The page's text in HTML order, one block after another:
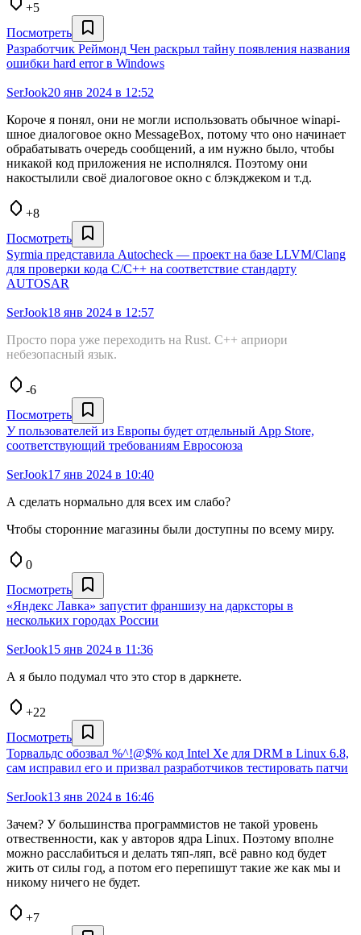
+5
Посмотреть
Разработчик Реймонд Чен раскрыл тайну появления названия
ошибки hard error в Windows
SerJook20 янв 2024 в 12:52
Короче я понял, они не могли использовать обычное winapi-
шное диалоговое окно MessageBox, потому что оно начинает
обрабатывать очередь сообщений, а им нужно было, чтобы
никакой код приложения не исполнялся. Поэтому они
накостылили своё диалоговое окно с блэкджеком и т.д.
+8
Посмотреть
Syrmia представила Autocheck — проект на базе LLVM/Clang
для проверки кода C/C++ на соответствие стандарту
AUTOSAR
SerJook18 янв 2024 в 12:57
Просто пора уже переходить на Rust. C++ априори
небезопасный язык.
-6
Посмотреть
У пользователей из Европы будет отдельный App Store,
соответствующий требованиям Евросоюза
SerJook17 янв 2024 в 10:40
А сделать нормально для всех им слабо?
Чтобы сторонние магазины были доступны по всему миру.
0
Посмотреть
«Яндекс Лавка» запустит франшизу на дарксторы в
нескольких городах России
SerJook15 янв 2024 в 11:36
А я было подумал что это стор в даркнете.
+22
Посмотреть
Торвальдс обозвал %^!@$% код Intel Xe для DRM в Linux 6.8,
сам исправил его и призвал разработчиков тестировать патчи
SerJook13 янв 2024 в 16:46
Зачем? У большинства программистов не такой уровень
отвественности, как у авторов ядра Linux. Поэтому вполне
можно расслабиться и делать тяп-ляп, всё равно код будет
жить от силы год, а потом его перепишут такие же как мы и
никому ничего не будет.
+7